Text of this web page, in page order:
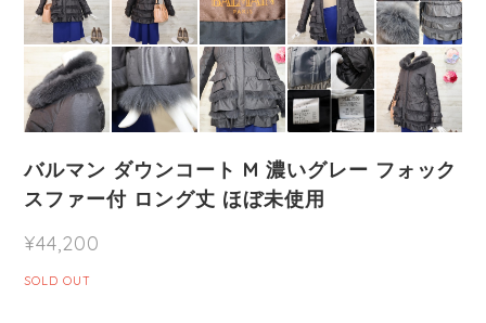
バルマン ダウンコート M 濃いグレー フォック
スファー付 ロング丈 ほぼ未使用
¥44,200
SOLD OUT